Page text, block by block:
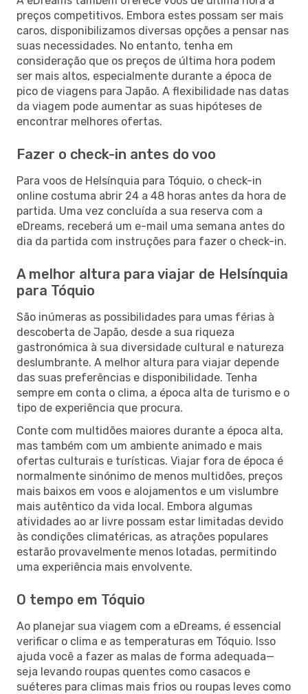
preços competitivos. Embora estes possam ser mais
caros, disponibilizamos diversas opções a pensar nas
suas necessidades. No entanto, tenha em
consideração que os preços de última hora podem
ser mais altos, especialmente durante a época de
pico de viagens para Japão. A flexibilidade nas datas
da viagem pode aumentar as suas hipóteses de
encontrar melhores ofertas.
Fazer o check-in antes do voo
Para voos de Helsínquia para Tóquio, o check-in
online costuma abrir 24 a 48 horas antes da hora de
partida. Uma vez concluída a sua reserva com a
eDreams, receberá um e-mail uma semana antes do
dia da partida com instruções para fazer o check-in.
A melhor altura para viajar de Helsínquia
para Tóquio
São inúmeras as possibilidades para umas férias à
descoberta de Japão, desde a sua riqueza
gastronómica à sua diversidade cultural e natureza
deslumbrante. A melhor altura para viajar depende
das suas preferências e disponibilidade. Tenha
sempre em conta o clima, a época alta de turismo e o
tipo de experiência que procura.
Conte com multidões maiores durante a época alta,
mas também com um ambiente animado e mais
ofertas culturais e turísticas. Viajar fora de época é
normalmente sinónimo de menos multidões, preços
mais baixos em voos e alojamentos e um vislumbre
mais autêntico da vida local. Embora algumas
atividades ao ar livre possam estar limitadas devido
às condições climatéricas, as atrações populares
estarão provavelmente menos lotadas, permitindo
uma experiência mais envolvente.
O tempo em Tóquio
Ao planejar sua viagem com a eDreams, é essencial
verificar o clima e as temperaturas em Tóquio. Isso
ajuda você a fazer as malas de forma adequada—
seja levando roupas quentes como casacos e
suéteres para climas mais frios ou roupas leves como